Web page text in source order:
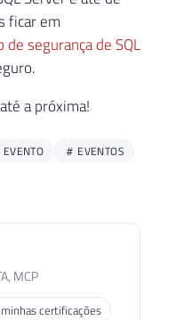
ficar em
segurança de SQL
a próxima!
EVENTO
EVENTOS
MCP
certificações